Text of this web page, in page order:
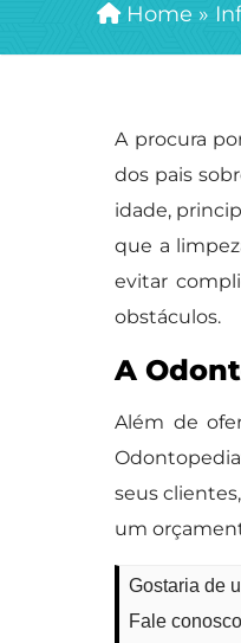
Home »
A procura
dos pais
idade,
que a
evitar
obstáculos.
A
Além de
seus
um
Gostaria de
Fale